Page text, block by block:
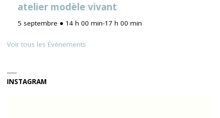
atelier modèle vivant
5 septembre ● 14 h 00 min-17 h 00 min
Voir tous les Évènements
INSTAGRAM